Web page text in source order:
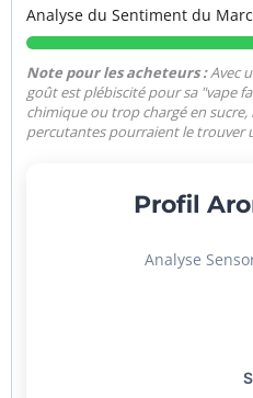
Analyse du Sentiment du
Note pour les acheteurs :Avec
goût est plébiscité pour sa "vape
chimique ou trop chargé en
percutantes pourraient le trouver
Profil
Analyse